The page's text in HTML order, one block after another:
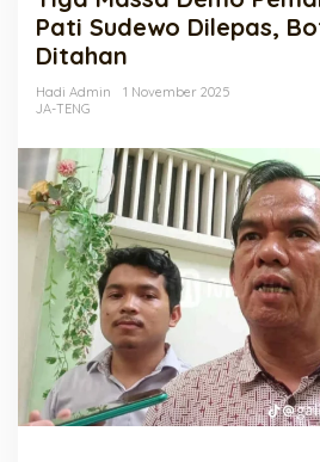
Pemakzulan
Bupati
Sudewo
Cs
Masih
Ditahan
Pati Sudewo Dilepas,
Ditahan
Hadi Admin
1 November 2025
JA-TENG